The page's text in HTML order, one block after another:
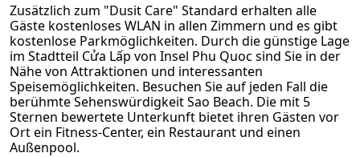
Zusätzlich zum "Dusit Care" Standard erhalten alle
Gäste kostenloses WLAN in allen Zimmern und es gibt
kostenlose Parkmöglichkeiten. Durch die günstige Lage
im Stadtteil Cửa Lấp von Insel Phu Quoc sind Sie in der
Nähe von Attraktionen und interessanten
Speisemöglichkeiten. Besuchen Sie auf jeden Fall die
berühmte Sehenswürdigkeit Sao Beach. Die mit 5
Sternen bewertete Unterkunft bietet ihren Gästen vor
Ort ein Fitness-Center, ein Restaurant und einen
Außenpool.